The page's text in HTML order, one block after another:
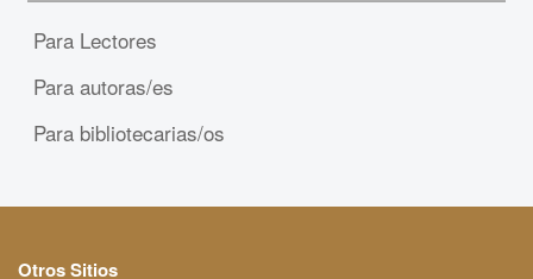
Para Lectores
Para autoras/es
Para bibliotecarias/os
Otros Sitios